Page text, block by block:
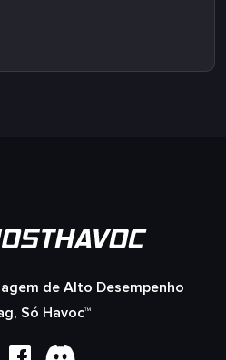
de Alto Desempenho
Só Havoc™